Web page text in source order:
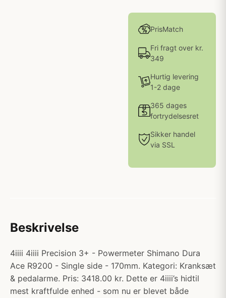
PrisMatch
Fri fragt over kr.
349
Hurtig levering
1-2 dage
365 dages
fortrydelsesret
Sikker handel
via SSL
Beskrivelse
4iiii 4iiii Precision 3+ - Powermeter Shimano Dura
Ace R9200 - Single side - 170mm. Kategori: Kranksæt
& pedalarme. Pris: 3418.00 kr. Dette er 4iiii’s hidtil
mest kraftfulde enhed - som nu er blevet både